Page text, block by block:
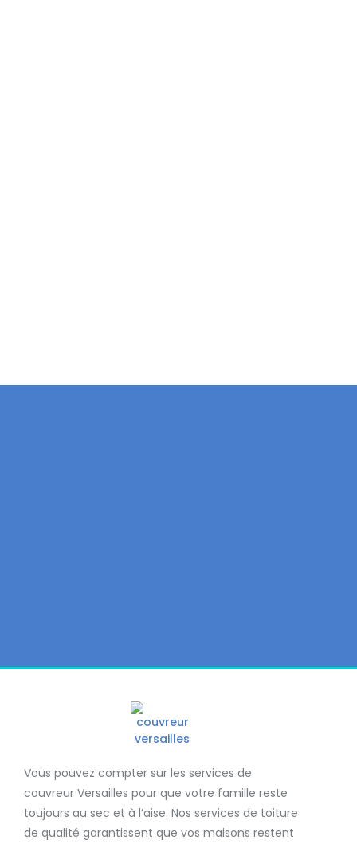
Vous pouvez compter sur les services de
couvreur Versailles pour que votre famille reste
toujours au sec et à l’aise. Nos services de toiture
de qualité garantissent que vos maisons restent